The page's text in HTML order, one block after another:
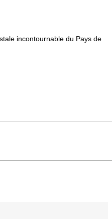
incontournable du Pays de